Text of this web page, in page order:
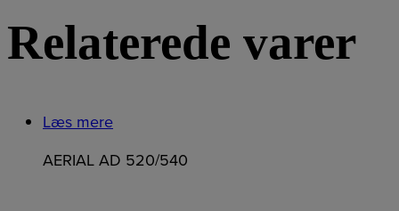
Relaterede varer
Læs mere
AERIAL AD 520/540